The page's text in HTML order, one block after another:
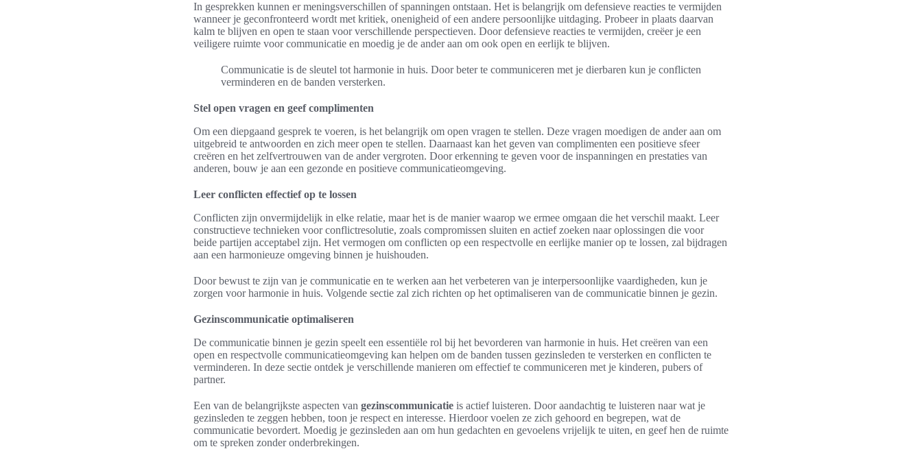
In gesprekken kunnen er meningsverschillen of spanningen ontstaan. Het is belangrijk om defensieve reacties te vermijden
wanneer je geconfronteerd wordt met kritiek, onenigheid of een andere persoonlijke uitdaging. Probeer in plaats daarvan
kalm te blijven en open te staan voor verschillende perspectieven. Door defensieve reacties te vermijden, creëer je een
veiligere ruimte voor communicatie en moedig je de ander aan om ook open en eerlijk te blijven.
Communicatie is de sleutel tot harmonie in huis. Door beter te communiceren met je dierbaren kun je conflicten
verminderen en de banden versterken.
Stel open vragen en geef complimenten
Om een diepgaand gesprek te voeren, is het belangrijk om open vragen te stellen. Deze vragen moedigen de ander aan om
uitgebreid te antwoorden en zich meer open te stellen. Daarnaast kan het geven van complimenten een positieve sfeer
creëren en het zelfvertrouwen van de ander vergroten. Door erkenning te geven voor de inspanningen en prestaties van
anderen, bouw je aan een gezonde en positieve communicatieomgeving.
Leer conflicten effectief op te lossen
Conflicten zijn onvermijdelijk in elke relatie, maar het is de manier waarop we ermee omgaan die het verschil maakt. Leer
constructieve technieken voor conflictresolutie, zoals compromissen sluiten en actief zoeken naar oplossingen die voor
beide partijen acceptabel zijn. Het vermogen om conflicten op een respectvolle en eerlijke manier op te lossen, zal bijdragen
aan een harmonieuze omgeving binnen je huishouden.
Door bewust te zijn van je communicatie en te werken aan het verbeteren van je interpersoonlijke vaardigheden, kun je
zorgen voor harmonie in huis. Volgende sectie zal zich richten op het optimaliseren van de communicatie binnen je gezin.
Gezinscommunicatie optimaliseren
De communicatie binnen je gezin speelt een essentiële rol bij het bevorderen van harmonie in huis. Het creëren van een
open en respectvolle communicatieomgeving kan helpen om de banden tussen gezinsleden te versterken en conflicten te
verminderen. In deze sectie ontdek je verschillende manieren om effectief te communiceren met je kinderen, pubers of
partner.
Een van de belangrijkste aspecten van gezinscommunicatie is actief luisteren. Door aandachtig te luisteren naar wat je
gezinsleden te zeggen hebben, toon je respect en interesse. Hierdoor voelen ze zich gehoord en begrepen, wat de
communicatie bevordert. Moedig je gezinsleden aan om hun gedachten en gevoelens vrijelijk te uiten, en geef hen de ruimte
om te spreken zonder onderbrekingen.